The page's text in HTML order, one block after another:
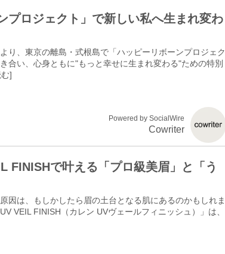
プロジェクト」で新しい私へ生まれ変わ
り、東京の離島・式根島で「ハッピーリボーンプロジェク
合い、心身ともに"もっと幸せに生まれ変わる"ための特別
]
Powered by SocialWire
Cowriter
FINISHで叶える「プロ級美眉」と「う
因は、もしかしたら眉の土台となる肌にあるのかもしれま
VEIL FINISH（カレン UVヴェールフィニッシュ）」は、